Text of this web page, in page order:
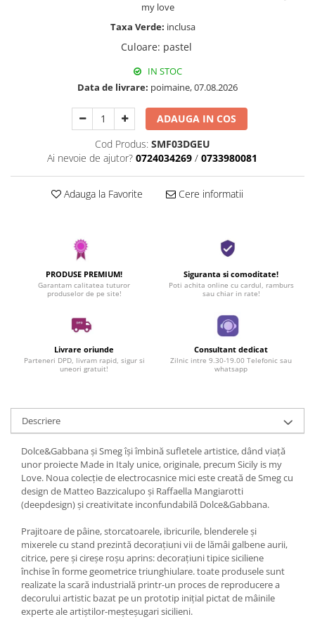
my love
Taxa Verde: inclusa
Culoare: pastel
IN STOC
Data de livrare: poimaine, 07.08.2026
ADAUGA IN COS
Cod Produs: SMF03DGEU
Ai nevoie de ajutor? 0724034269 / 0733980081
Adauga la Favorite Cere informatii
PRODUSE PREMIUM!
Garantam calitatea tuturor
produselor de pe site!
Siguranta si comoditate!
Poti achita online cu cardul, ramburs
sau chiar in rate!
Livrare oriunde
Parteneri DPD, livram rapid, sigur si
uneori gratuit!
Consultant dedicat
Zilnic intre 9.30-19.00 Telefonic sau
whatsapp
Descriere
Dolce&Gabbana și Smeg își îmbină sufletele artistice, dând viață
unor proiecte Made in Italy unice, originale, precum Sicily is my
Love. Noua colecție de electrocasnice mici este creată de Smeg cu
design de Matteo Bazzicalupo și Raffaella Mangiarotti
(deepdesign) și creativitate inconfundabilă Dolce&Gabbana.
Prajitoare de pâine, storcatoarele, ibricurile, blenderele și
mixerele cu stand prezintă decorațiuni vii de lămâi galbene aurii,
citrice, pere și cireșe roșu aprins: decorațiuni tipice siciliene
închise în forme geometrice triunghiulare. toate produsele sunt
realizate la scară industrială printr-un proces de reproducere a
decorului artistic bazat pe un prototip inițial pictat de mâinile
experte ale artiștilor-meșteșugari sicilieni.